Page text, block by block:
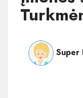
Super